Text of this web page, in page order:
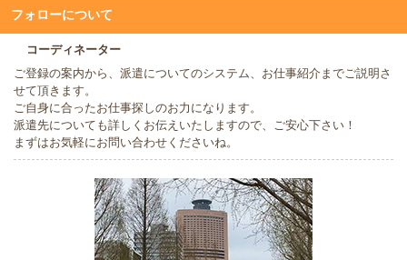
フォローについて
コーディネーター
ご登録の案内から、派遣についてのシステム、お仕事紹介までご説明さ
せて頂きます。
ご自身に合ったお仕事探しのお力になります。
派遣先についても詳しくお伝えいたしますので、ご安心下さい！
まずはお気軽にお問い合わせくださいね。